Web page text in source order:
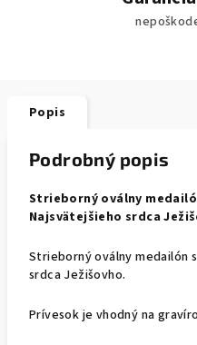
Popis
Podrobný popis
Strieborný oválny
Najsvätejšieho srdca
Strieborný oválny medailón
srdca Ježišovho.
Prívesok je vhodný na